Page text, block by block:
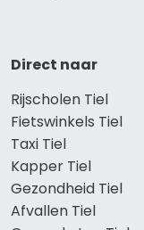
Direct naar
Rijscholen Tiel
Fietswinkels Tiel
Taxi Tiel
Kapper Tiel
Gezondheid Tiel
Afvallen Tiel